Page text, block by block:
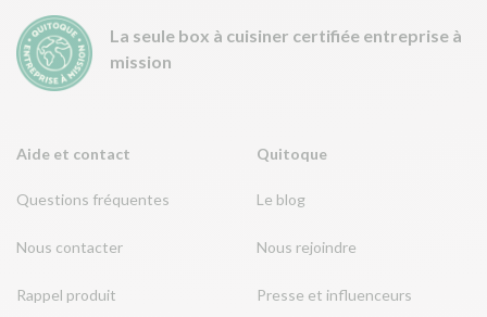
Aide et contact
Questions fréquentes
Nous contacter
Rappel produit
Quitoque
Le blog
Nous rejoindre
Presse et influenceurs
La seule box à cuisiner certifiée entreprise à
mission